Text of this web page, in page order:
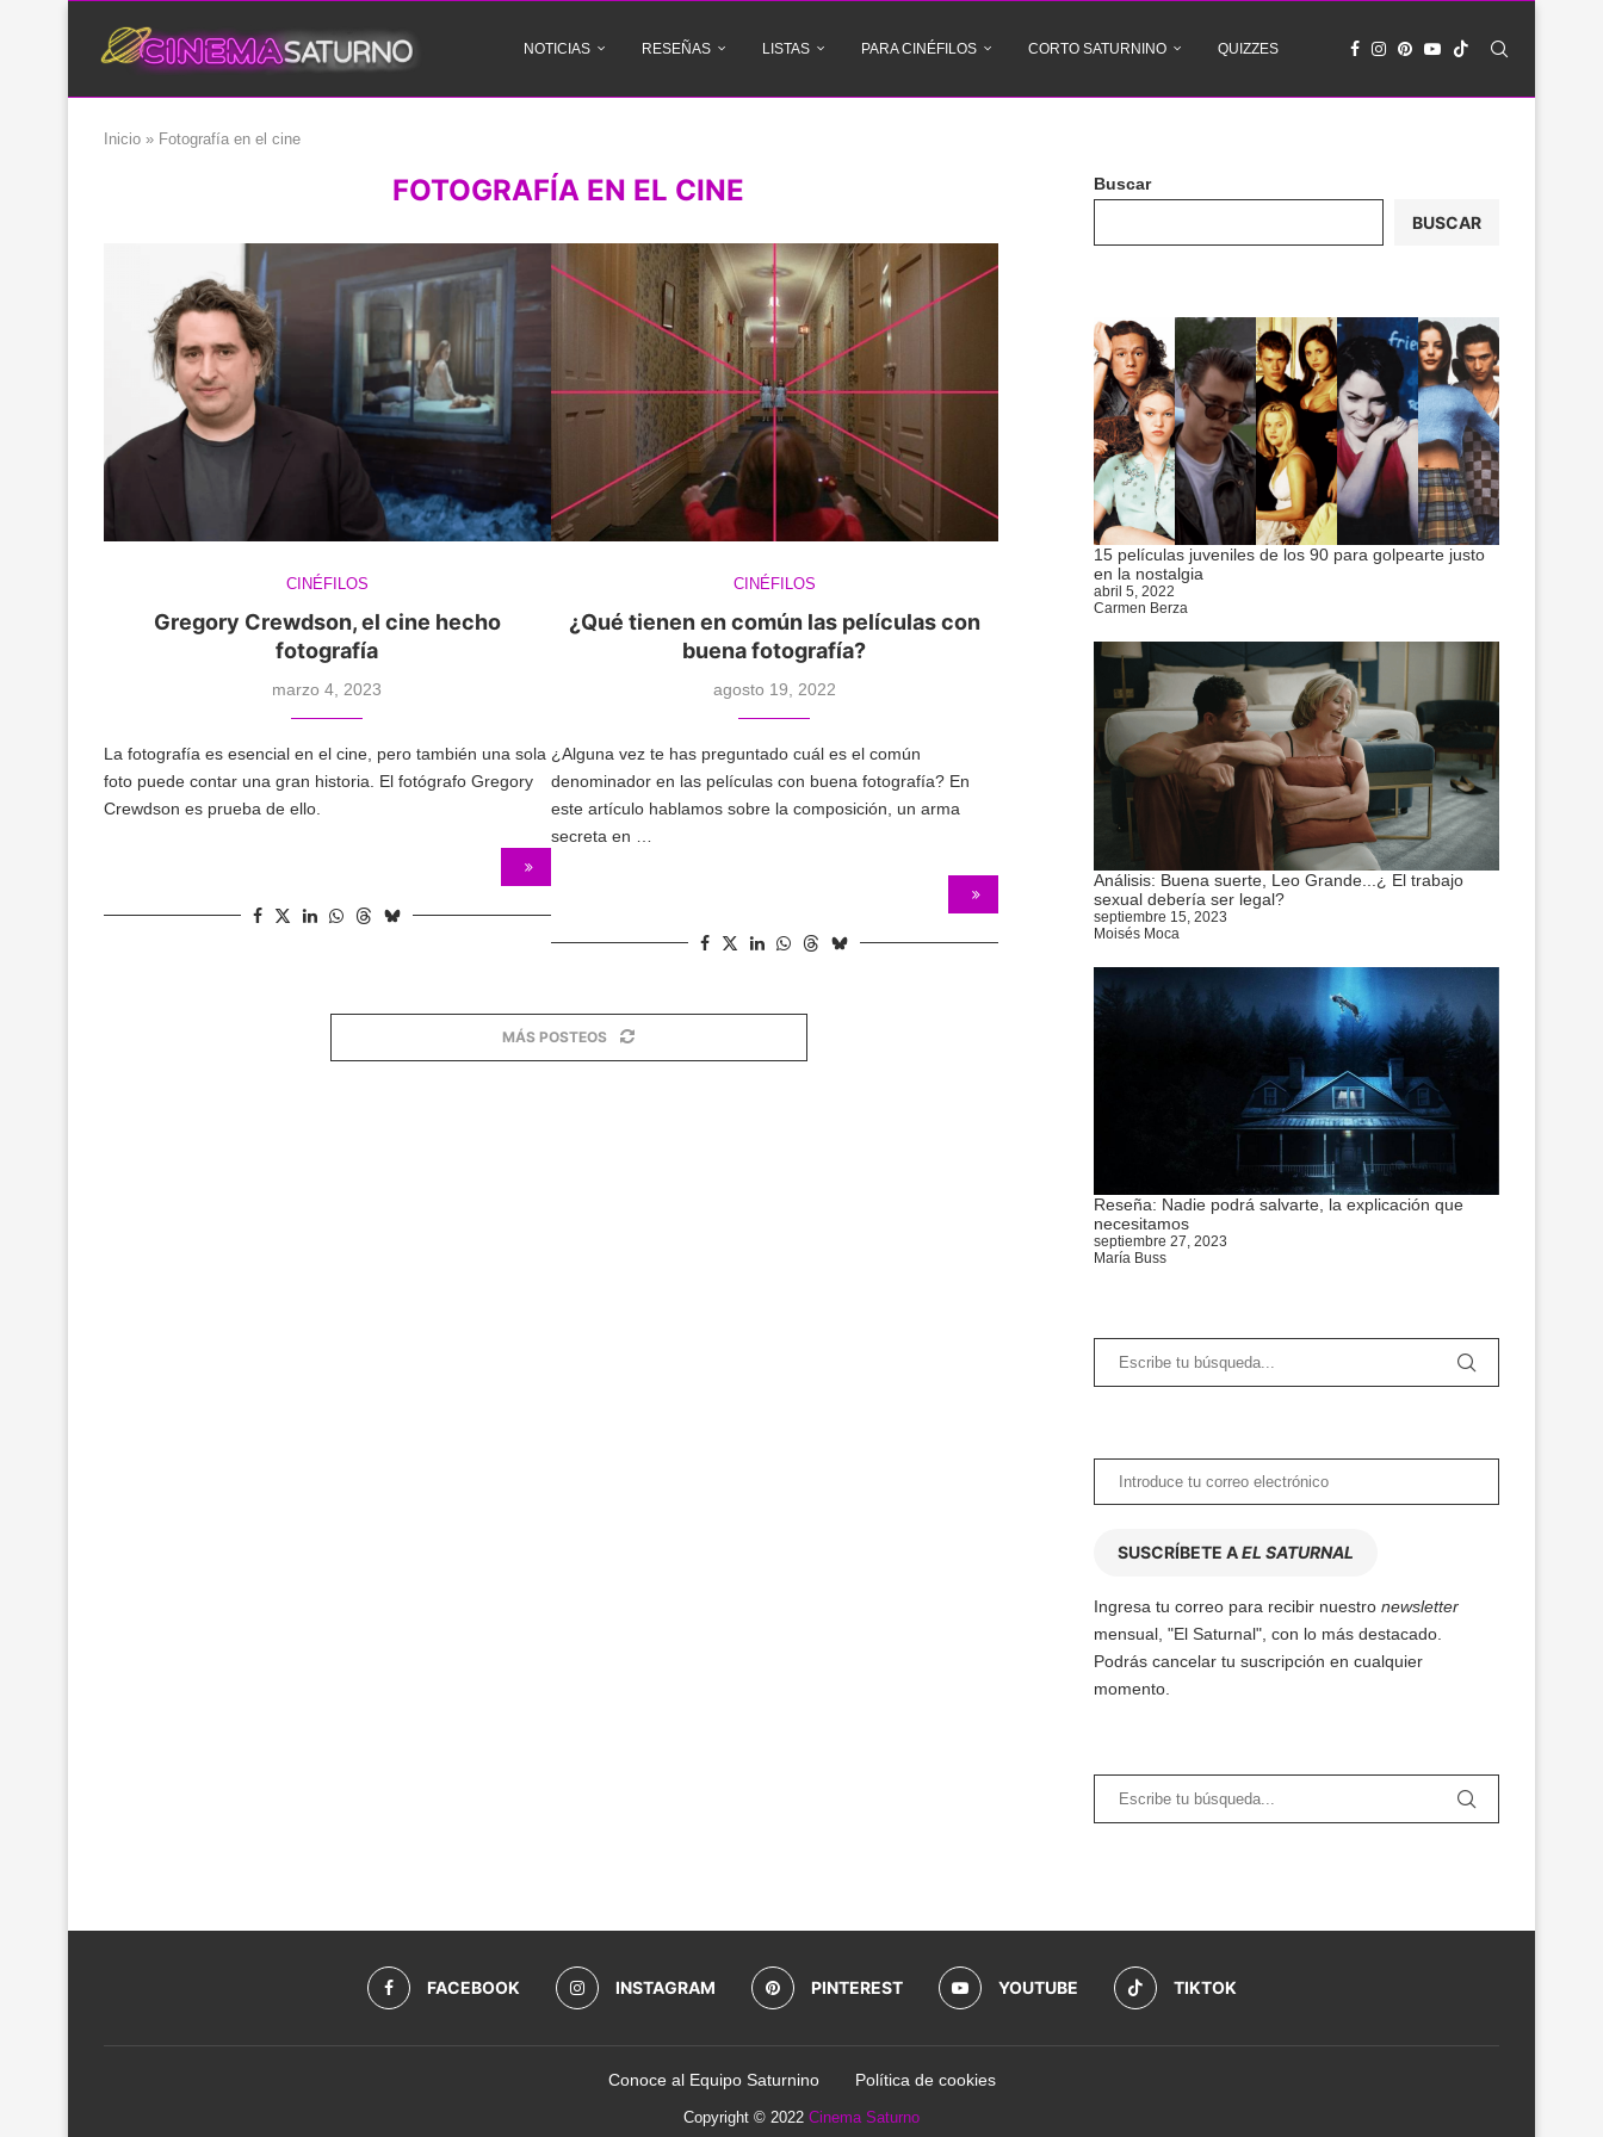
NOTICIAS RESEÑAS LISTAS PARA CINÉFILOS CORTO SATURNINO QUIZZES
Inicio » Fotografía en el cine
FOTOGRAFÍA EN EL CINE
CINÉFILOS
Gregory Crewdson, el cine hecho
fotografía
marzo 4, 2023
La fotografía es esencial en el cine, pero también una sola
foto puede contar una gran historia. El fotógrafo Gregory
Crewdson es prueba de ello.
CINÉFILOS
¿Qué tienen en común las películas con
buena fotografía?
agosto 19, 2022
¿Alguna vez te has preguntado cuál es el común
denominador en las películas con buena fotografía? En
este artículo hablamos sobre la composición, un arma
secreta en …
MÁS POSTEOS
Buscar
BUSCAR
15 películas juveniles de los 90 para golpearte justo
en la nostalgia
abril 5, 2022
Carmen Berza
Análisis: Buena suerte, Leo Grande...¿ El trabajo
sexual debería ser legal?
septiembre 15, 2023
Moisés Moca
Reseña: Nadie podrá salvarte, la explicación que
necesitamos
septiembre 27, 2023
María Buss
SUSCRÍBETE AEL SATURNAL
Ingresa tu correo para recibir nuestro newsletter
mensual, "El Saturnal", con lo más destacado.
Podrás cancelar tu suscripción en cualquier
momento.
FACEBOOK INSTAGRAM PINTEREST YOUTUBE TIKTOK
Conoce al Equipo Saturnino Política de cookies
Copyright © 2022 Cinema Saturno